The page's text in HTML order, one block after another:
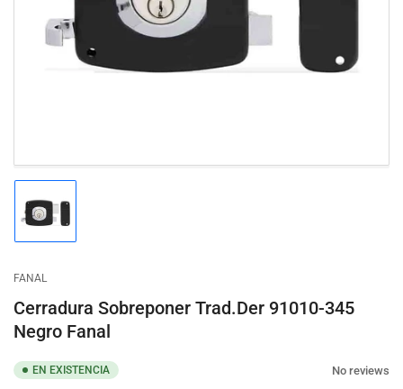
1
en
Cargar
imagen
1
vista
galería
FANAL
Cerradura Sobreponer Trad.Der 91010-345
Negro Fanal
EN EXISTENCIA No reviews